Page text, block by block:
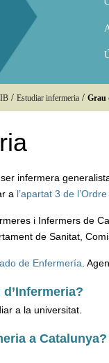
/ Estudiar infermeria / Grau
infermera
a l’apartat 3 de
i Infermers de
de Sanitat,
de Enfermería .
a la universitat.
a Catalunya?